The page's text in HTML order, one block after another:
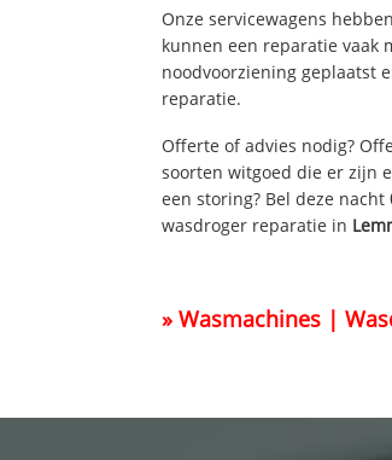
Onze servicewagens
kunnen een reparatie vaak
noodvoorziening geplaatst
reparatie.
Offerte of advies nodig?
soorten witgoed die er zijn
een storing? Bel deze nacht
wasdroger reparatie in
» Wasmachines |